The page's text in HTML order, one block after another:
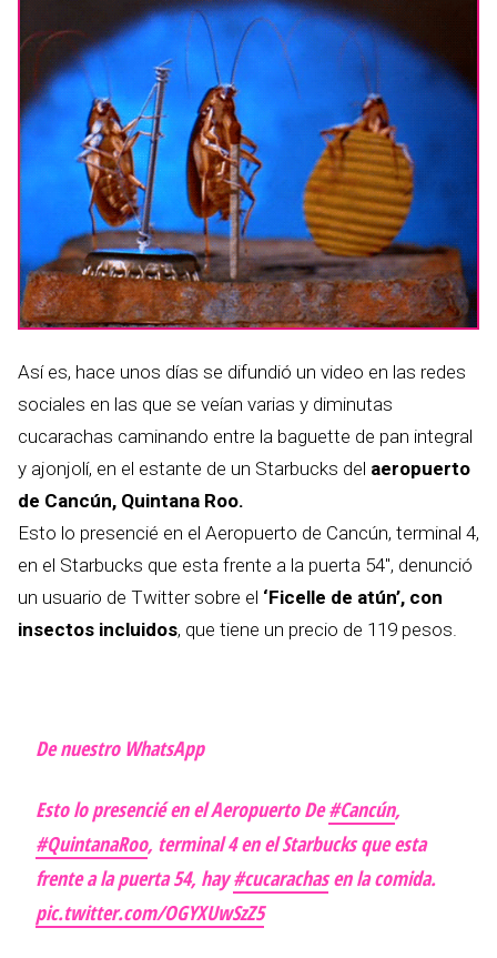
Así es, hace unos días se difundió un video en las redes
sociales en las que se veían varias y diminutas
cucarachas caminando entre la baguette de pan integral
y ajonjolí, en el estante de un Starbucks del aeropuerto
de Cancún, Quintana Roo.
Esto lo presencié en el Aeropuerto de Cancún, terminal 4,
en el Starbucks que esta frente a la puerta 54″, denunció
un usuario de Twitter sobre el ‘Ficelle de atún’, con
insectos incluidos, que tiene un precio de 119 pesos.
De nuestro WhatsApp
Esto lo presencié en el Aeropuerto De#Cancún,
#QuintanaRoo, terminal 4 en el Starbucks que esta
frente a la puerta 54, hay#cucarachasen la comida.
pic.twitter.com/OGYXUwSzZ5